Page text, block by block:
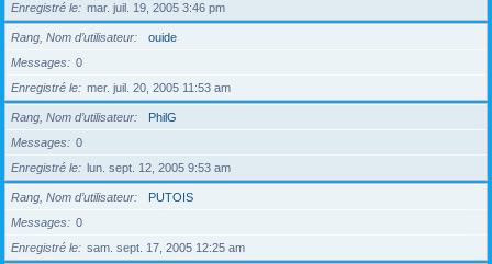
Enregistré le
mar. juil. 19, 2005 3:46 pm
Rang, Nom d’utilisateur
ouide
Messages
0
Enregistré le
mer. juil. 20, 2005 11:53 am
Rang, Nom d’utilisateur
PhilG
Messages
0
Enregistré le
lun. sept. 12, 2005 9:53 am
Rang, Nom d’utilisateur
PUTOIS
Messages
0
Enregistré le
sam. sept. 17, 2005 12:25 am